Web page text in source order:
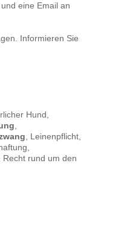
eine Email an
Informieren Sie
Hund,
, Leinenpflicht,
rund um den